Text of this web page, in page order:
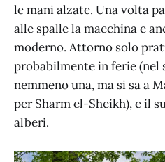
le mani alzate. Una volta
alle spalle la macchina e
moderno. Attorno solo
probabilmente in ferie (nel
nemmeno una, ma si sa a
per Sharm el-Sheikh), e il
alberi.